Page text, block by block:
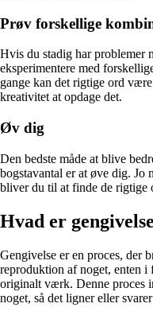
Prøv forskellige
Hvis du stadig har problemer
eksperimentere med
gange kan det rigtige ord
kreativitet at opdage det.
Øv dig
Den bedste måde at blive
bogstavantal er at øve dig. Jo
bliver du til at finde de rigtige
Hvad er
Gengivelse er en proces, der
reproduktion af noget, enten i
originalt værk. Denne proces
noget, så det ligner eller